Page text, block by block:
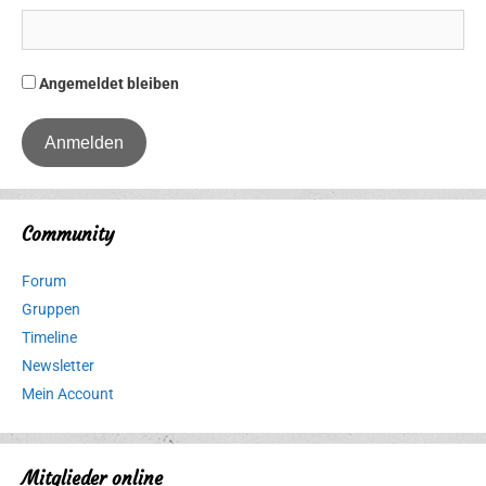
Angemeldet bleiben
Community
Forum
Gruppen
Timeline
Newsletter
Mein Account
Mitglieder online